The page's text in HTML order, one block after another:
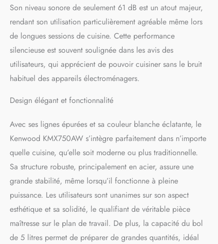
Son niveau sonore de seulement 61 dB est un atout majeur,
rendant son utilisation particulièrement agréable même lors
de longues sessions de cuisine. Cette performance
silencieuse est souvent soulignée dans les avis des
utilisateurs, qui apprécient de pouvoir cuisiner sans le bruit
habituel des appareils électroménagers.
Design élégant et fonctionnalité
Avec ses lignes épurées et sa couleur blanche éclatante, le
Kenwood KMX750AW s’intègre parfaitement dans n’importe
quelle cuisine, qu’elle soit moderne ou plus traditionnelle.
Sa structure robuste, principalement en acier, assure une
grande stabilité, même lorsqu’il fonctionne à pleine
puissance. Les utilisateurs sont unanimes sur son aspect
esthétique et sa solidité, le qualifiant de véritable pièce
maîtresse sur le plan de travail. De plus, la capacité du bol
de 5 litres permet de préparer de grandes quantités, idéal